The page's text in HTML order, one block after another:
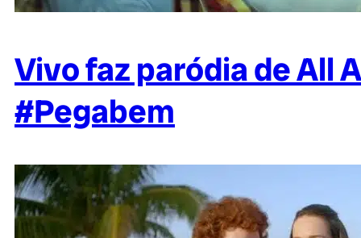
Vivo faz paródia de All
#Pegabem